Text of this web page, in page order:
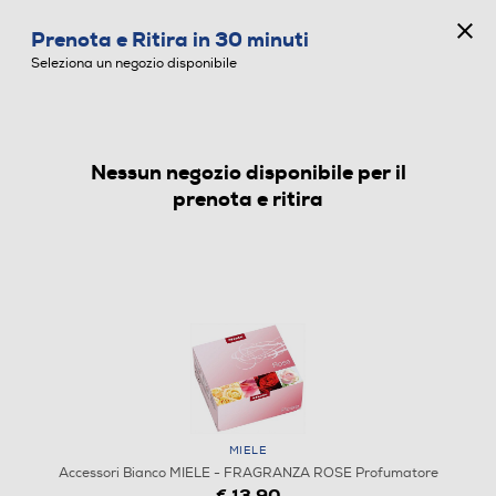
ACCESSORI BIANCO
Prenota e Ritira in 30 minuti
Seleziona un negozio disponibile
Nessun negozio disponibile per il
prenota e ritira
MIELE
Accessori Bianco MIELE - FRAGRANZA ROSE Profumatore